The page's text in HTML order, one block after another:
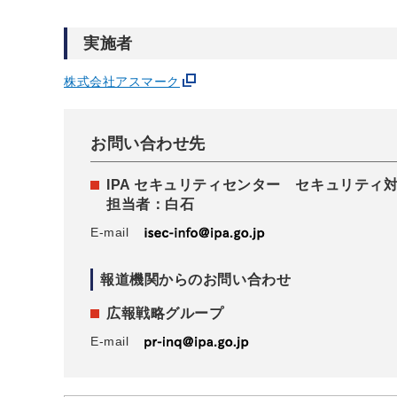
実施者
株式会社アスマーク
お問い合わせ先
IPA セキュリティセンター セキュリティ
担当者：白石
E-mail
報道機関からのお問い合わせ
広報戦略グループ
E-mail